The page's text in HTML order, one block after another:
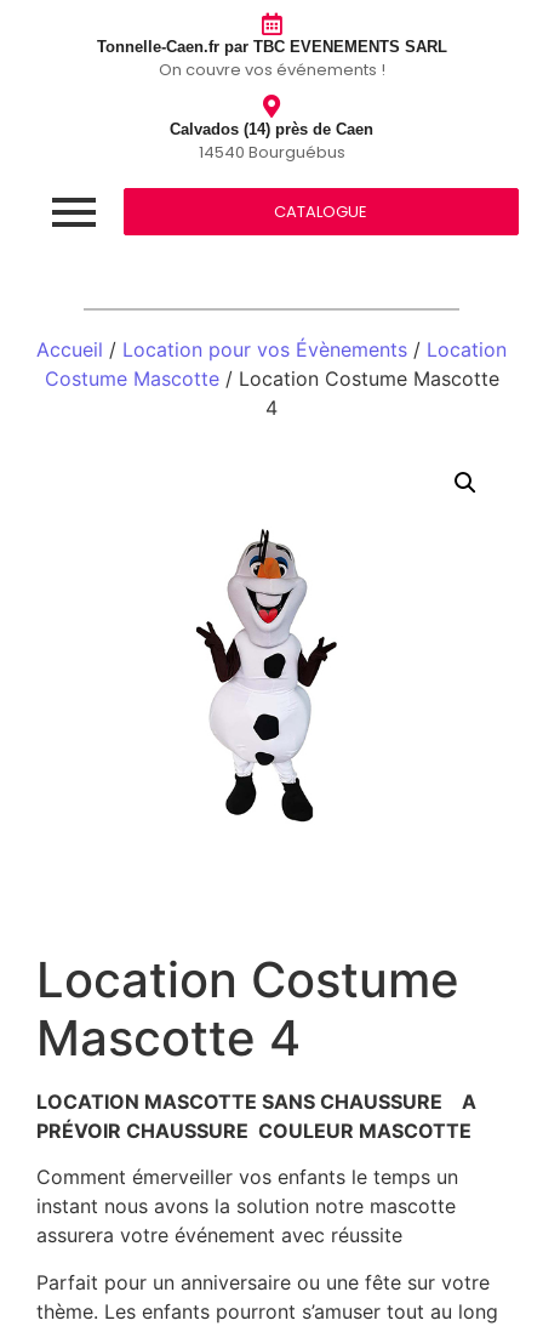
Tonnelle-Caen.fr par TBC EVENEMENTS SARL
On couvre vos événements !
Calvados (14) près de Caen
14540 Bourguébus
CATALOGUE
Accueil / Location pour vos Évènements / Location
Costume Mascotte/ Location Costume Mascotte
4
Location Costume
Mascotte 4
LOCATION MASCOTTE SANS CHAUSSURE A
PRÉVOIR CHAUSSURE COULEUR MASCOTTE
Comment émerveiller vos enfants le temps un
instant nous avons la solution notre mascotte
assurera votre événement avec réussite
Parfait pour un anniversaire ou une fête sur votre
thème. Les enfants pourront s’amuser tout au long